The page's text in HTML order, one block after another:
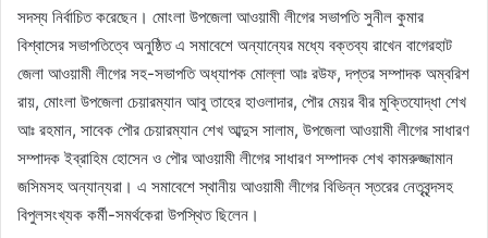
সদস্য নির্বাচিত করেছেন। মোংলা উপজেলা আওয়ামী লীগের সভাপতি সুনীল কুমার
বিশ্বাসের সভাপতিত্বে অনুষ্ঠিত এ সমাবেশে অন্যান্যের মধ্যে বক্তব্য রাখেন বাগেরহাট
জেলা আওয়ামী লীগের সহ-সভাপতি অধ্যাপক মোল্লা আঃ রউফ, দপ্তর সম্পাদক অম্বরিশ
রায়, মোংলা উপজেলা চেয়ারম্যান আবু তাহের হাওলাদার, পৌর মেয়র বীর মুক্তিযোদ্ধা শেখ
আঃ রহমান, সাবেক পৌর চেয়ারম্যান শেখ আব্দুস সালাম, উপজেলা আওয়ামী লীগের সাধারণ
সম্পাদক ইব্রাহিম হোসেন ও পৌর আওয়ামী লীগের সাধারণ সম্পাদক শেখ কামরুজ্জামান
জসিমসহ অন্যান্যরা। এ সমাবেশে স্থানীয় আওয়ামী লীগের বিভিন্ন স্তরের নেতৃবৃন্দসহ
বিপুলসংখ্যক কর্মী-সমর্থকেরা উপস্থিত ছিলেন।